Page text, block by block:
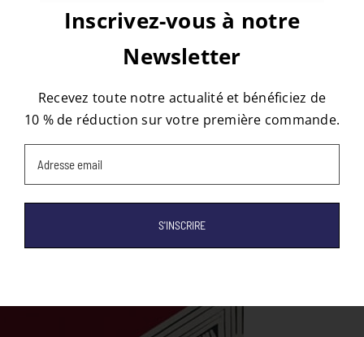
À propos de l'auteur :tapis
Inscrivez-vous à notre
Newsletter
Recevez toute notre actualité et bénéficiez de
10 % de réduction sur votre première commande.